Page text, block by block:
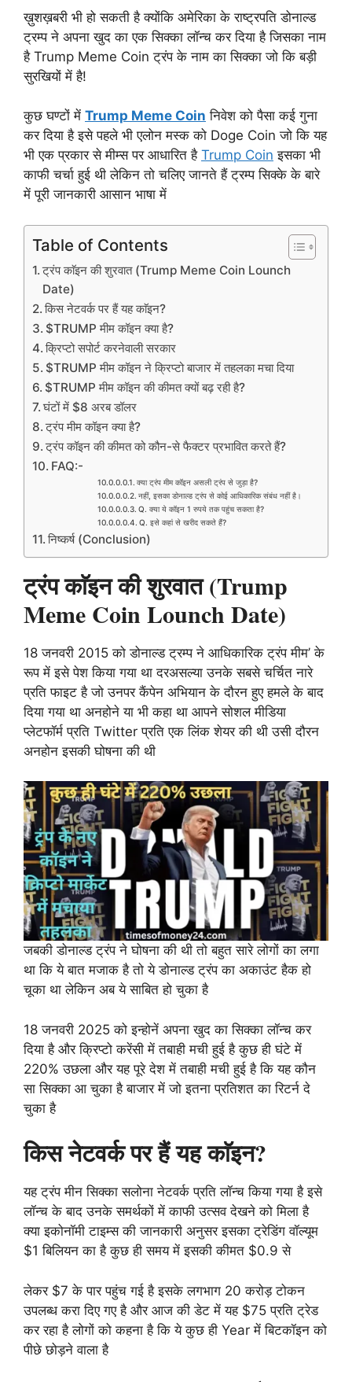
ख़ुशख़बरी भी हो सकती है क्योंकि अमेरिका के राष्ट्रपति डोनाल्ड
ट्रम्प ने अपना खुद का एक सिक्का लॉन्च कर दिया है जिसका नाम
है Trump Meme Coin ट्रंप के नाम का सिक्का जो कि बड़ी
सुरखियों में है!
कुछ घण्टों में Trump Meme Coin निवेश को पैसा कई गुना
कर दिया है इसे पहले भी एलोन मस्क को Doge Coin जो कि यह
भी एक प्रकार से मीम्स पर आधारित है Trump Coin इसका भी
काफी चर्चा हुई थी लेकिन तो चलिए जानते हैं ट्रम्प सिक्के के बारे
में पूरी जानकारी आसान भाषा में
Table of Contents
ट्रंप काॅइन की शुरवात (Trump Meme Coin Lounch
Date)
किस नेटवर्क पर हैं यह काॅइन?
$TRUMP मीम कॉइन क्या है?
क्रिप्टो सपोर्ट करनेवाली सरकार
$TRUMP मीम कॉइन ने क्रिप्टो बाजार में तहलका मचा दिया
$TRUMP मीम कॉइन की कीमत क्यों बढ़ रही है?
घंटों में $8 अरब डॉलर
ट्रंप मीम कॉइन क्या है?
ट्रंप कॉइन की कीमत को कौन-से फैक्टर प्रभावित करते हैं?
FAQ:-
क्या ट्रंप मीम कॉइन असली ट्रंप से जुड़ा है?
नहीं, इसका डोनाल्ड ट्रंप से कोई आधिकारिक संबंध नहीं है।
Q. क्या ये कॉइन 1 रुपये तक पहुंच सकता है?
Q. इसे कहां से खरीद सकते हैं?
निष्कर्ष (Conclusion)
ट्रंप काॅइन की शुरवात (Trump
Meme Coin Lounch Date)
18 जनवरी 2015 को डोनाल्ड ट्रम्प ने आधिकारिक ट्रंप मीम’ के
रूप में इसे पेश किया गया था दरअसल्या उनके सबसे चर्चित नारे
प्रति फाइट है जो उनपर कैंपेन अभियान के दौरन हुए हमले के बाद
दिया गया था अनहोने या भी कहा था आपने सोशल मीडिया
प्लेटफॉर्म प्रति Twitter प्रति एक लिंक शेयर की थी उसी दौरन
अनहोन इसकी घोषना की थी
जबकी डोनाल्ड ट्रंप ने घोषना की थी तो बहुत सारे लोगों का लगा
था कि ये बात मजाक है तो ये डोनाल्ड ट्रंप का अकाउंट हैक हो
चूका था लेकिन अब ये साबित हो चुका है
18 जनवरी 2025 को इन्होनें अपना खुद का सिक्का लॉन्च कर
दिया है और क्रिप्टो करेंसी में तबाही मची हुई है कुछ ही घंटे में
220% उछला और यह पूरे देश में तबाही मची हुई है कि यह कौन
सा सिक्का आ चुका है बाजार में जो इतना प्रतिशत का रिटर्न दे
चुका है
किस नेटवर्क पर हैं यह काॅइन?
यह ट्रंप मीन सिक्का सलोना नेटवर्क प्रति लॉन्च किया गया है इसे
लॉन्च के बाद उनके समर्थकों में काफी उत्सव देखने को मिला है
क्या इकोनॉमी टाइम्स की जानकारी अनुसर इसका ट्रेडिंग वॉल्यूम
$1 बिलियन का है कुछ ही समय में इसकी कीमत $0.9 से
लेकर $7 के पार पहुंच गई है इसके लगभाग 20 करोड़ टोकन
उपलब्ध करा दिए गए है और आज की डेट में यह $75 प्रति ट्रेड
कर रहा है लोगों को कहना है कि ये कुछ ही Year में बिटकॉइन को
पीछे छोड़ने वाला है